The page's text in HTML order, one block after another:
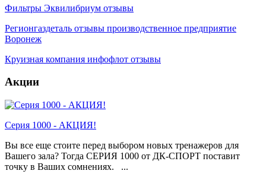
Фильтры Эквилибриум отзывы
Регионгаздеталь отзывы производственное предприятие
Воронеж
Круизная компания инфофлот отзывы
Акции
Серия 1000 - АКЦИЯ!
Вы все еще стоите перед выбором новых тренажеров для
Вашего зала? Тогда СЕРИЯ 1000 от ДК-СПОРТ поставит
точку в Ваших сомнениях. ...